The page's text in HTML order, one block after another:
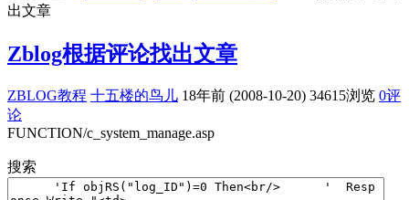
出文章
Zblog根据评论找出文章
ZBLOG教程 十五楼的鸟儿 18年前 (2008-10-20) 34615浏览 0评
论
FUNCTION/c_system_manage.asp
搜索